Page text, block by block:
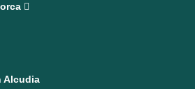
Alcudia